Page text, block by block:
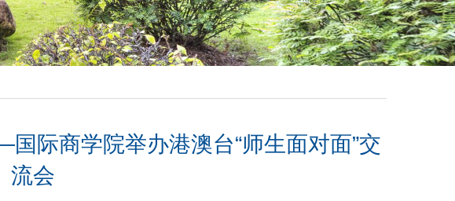
际商学院举办港澳台“师生面对面”交
流会